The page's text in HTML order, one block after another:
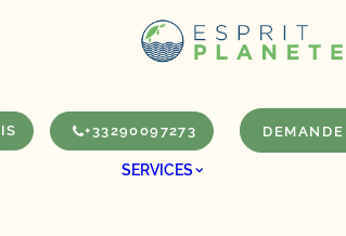
SERVICES
+33290097273 DEMANDE